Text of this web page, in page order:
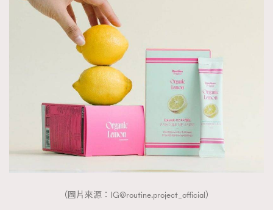
（圖片來源： IG@routine.project_official）